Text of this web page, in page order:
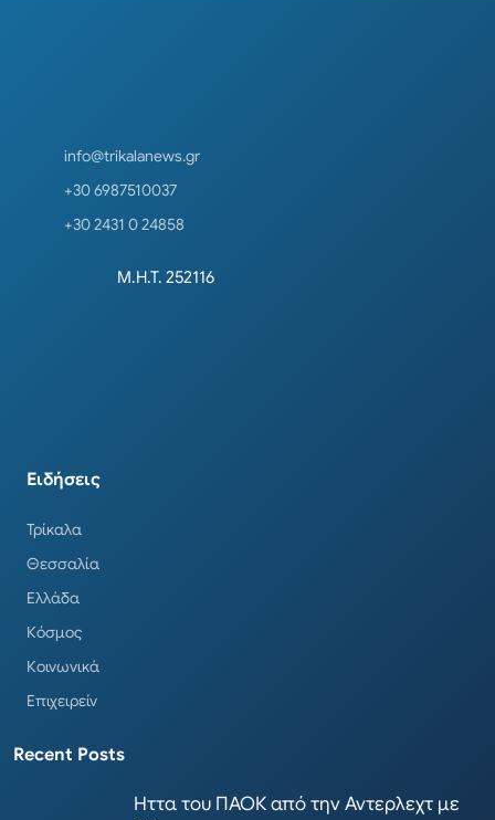
info@trikalanews.gr
+30 6987510037
+30 2431 0 24858
Μ.Η.Τ. 252116
Ειδήσεις
Τρίκαλα
Θεσσαλία
Ελλάδα
Κόσμος
Κοινωνικά
Επιχειρείν
Recent Posts
Ηττα του ΠΑΟΚ από την Αντερλεχτ με